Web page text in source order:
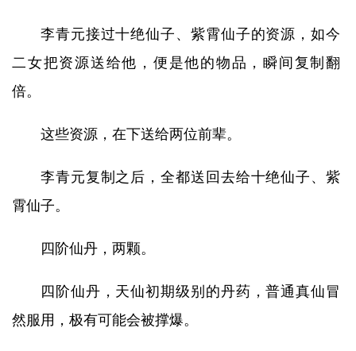
李青元接过十绝仙子、紫霄仙子的资源，如今
二女把资源送给他，便是他的物品，瞬间复制翻
倍。
这些资源，在下送给两位前辈。
李青元复制之后，全都送回去给十绝仙子、紫
霄仙子。
四阶仙丹，两颗。
四阶仙丹，天仙初期级别的丹药，普通真仙冒
然服用，极有可能会被撑爆。